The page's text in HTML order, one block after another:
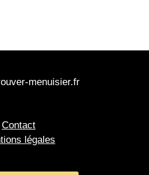
menuisier.fr
Contact
légales